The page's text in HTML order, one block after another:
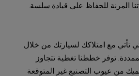
المرنة للحفاظ على قيادة سلسة.
تأتي مع امتلاكك لسيارتك من خلال
توفر خططنا تغطية تتجاوز
من عيوب التصنيع غير المتوقعة